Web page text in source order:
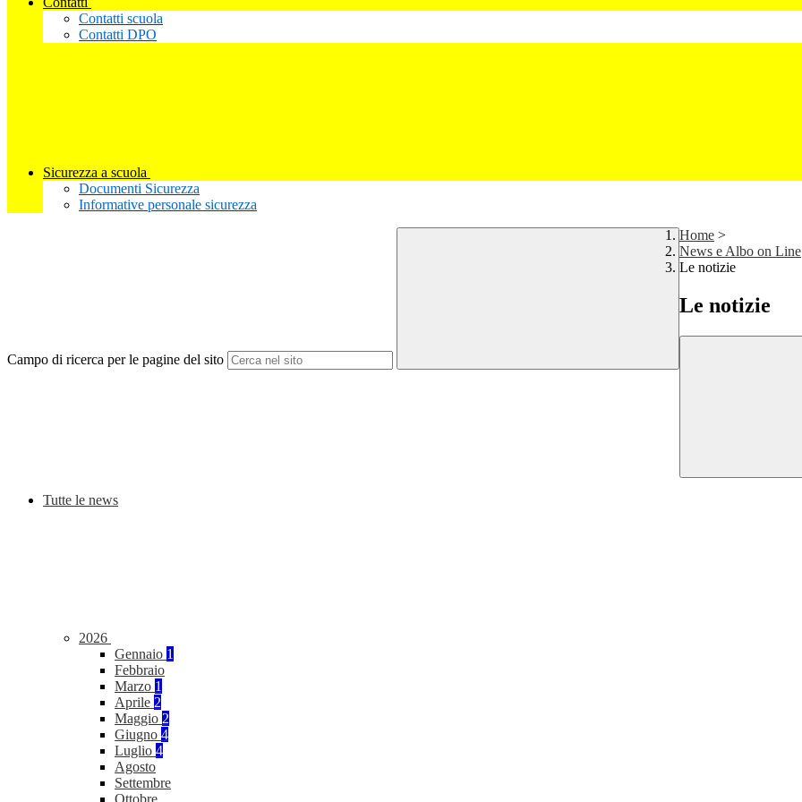
Contatti scuola
Contatti DPO
Sicurezza a scuola
Documenti Sicurezza
Informative personale sicurezza
Campo di ricerca per le pagine del sito
Home >
News e Albo on Line
Le notizie
Le notizie
Tutte le news
2026
Gennaio 1
Febbraio
Marzo 1
Aprile 2
Maggio 2
Giugno 4
Luglio 4
Agosto
Settembre